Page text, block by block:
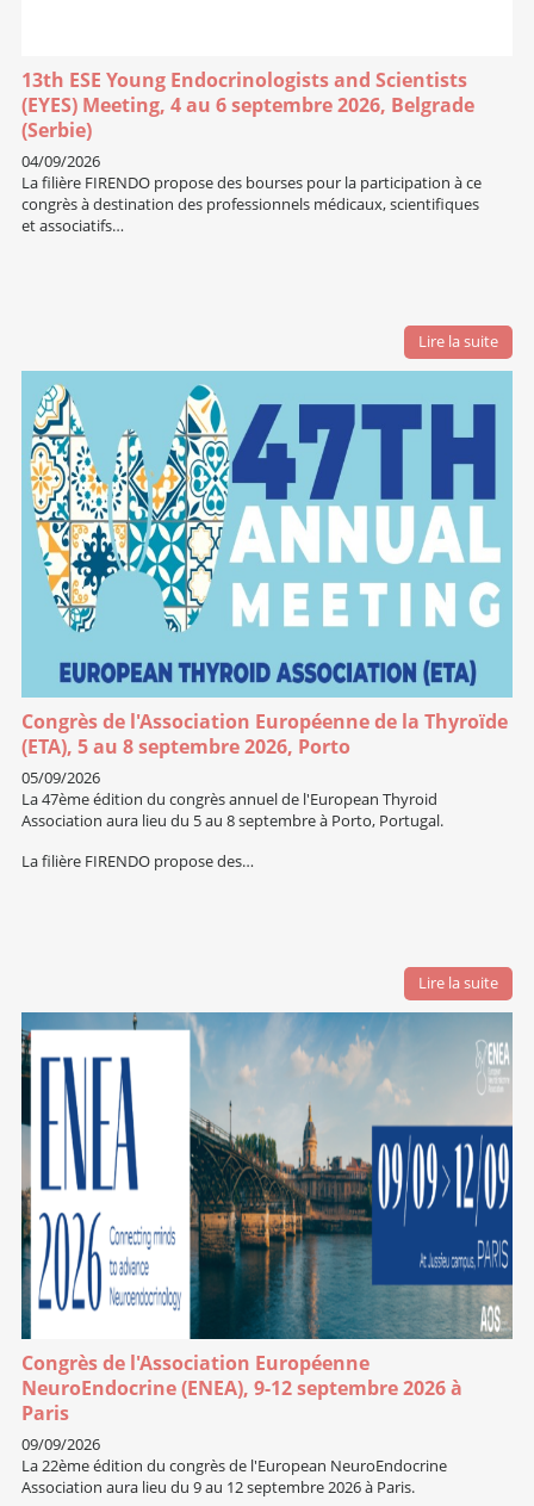
13th ESE Young Endocrinologists and Scientists
(EYES) Meeting, 4 au 6 septembre 2026, Belgrade
(Serbie)
04/09/2026
La filière FIRENDO propose des bourses pour la participation à ce
congrès à destination des professionnels médicaux, scientifiques
et associatifs…
Lire la suite
Congrès de l'Association Européenne de la Thyroïde
(ETA), 5 au 8 septembre 2026, Porto
05/09/2026
La 47ème édition du congrès annuel de l'European Thyroid
Association aura lieu du 5 au 8 septembre à Porto, Portugal.
La filière FIRENDO propose des…
Lire la suite
Congrès de l'Association Européenne
NeuroEndocrine (ENEA), 9-12 septembre 2026 à
Paris
09/09/2026
La 22ème édition du congrès de l'European NeuroEndocrine
Association aura lieu du 9 au 12 septembre 2026 à Paris.